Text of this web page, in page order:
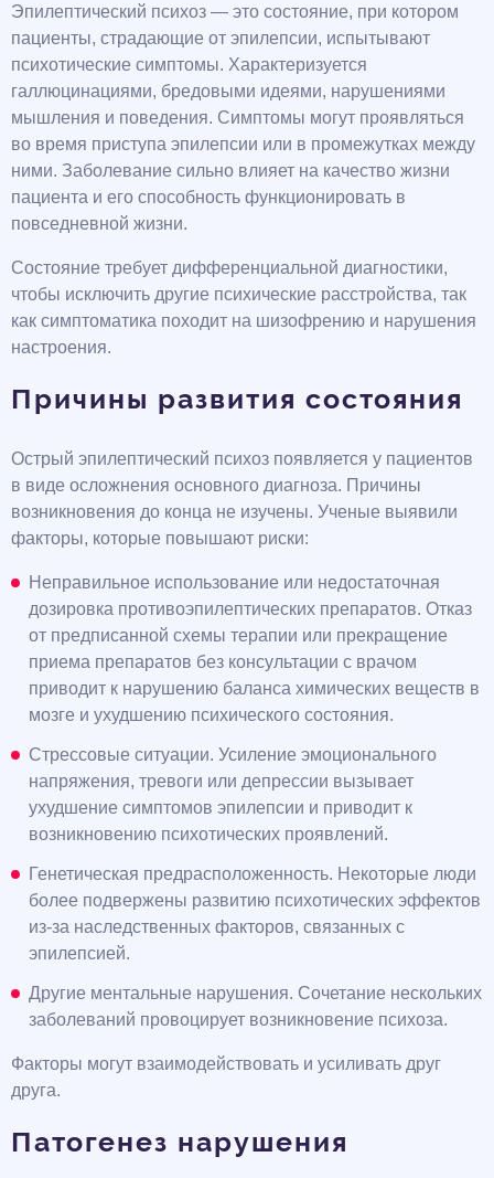
Эпилептический психоз — это состояние, при котором
пациенты, страдающие от эпилепсии, испытывают
психотические симптомы. Характеризуется
галлюцинациями, бредовыми идеями, нарушениями
мышления и поведения. Симптомы могут проявляться
во время приступа эпилепсии или в промежутках между
ними. Заболевание сильно влияет на качество жизни
пациента и его способность функционировать в
повседневной жизни.
Состояние требует дифференциальной диагностики,
чтобы исключить другие психические расстройства, так
как симптоматика походит на шизофрению и нарушения
настроения.
Причины развития состояния
Острый эпилептический психоз появляется у пациентов
в виде осложнения основного диагноза. Причины
возникновения до конца не изучены. Ученые выявили
факторы, которые повышают риски:
Неправильное использование или недостаточная
дозировка противоэпилептических препаратов. Отказ
от предписанной схемы терапии или прекращение
приема препаратов без консультации с врачом
приводит к нарушению баланса химических веществ в
мозге и ухудшению психического состояния.
Стрессовые ситуации. Усиление эмоционального
напряжения, тревоги или депрессии вызывает
ухудшение симптомов эпилепсии и приводит к
возникновению психотических проявлений.
Генетическая предрасположенность. Некоторые люди
более подвержены развитию психотических эффектов
из-за наследственных факторов, связанных с
эпилепсией.
Другие ментальные нарушения. Сочетание нескольких
заболеваний провоцирует возникновение психоза.
Факторы могут взаимодействовать и усиливать друг
друга.
Патогенез нарушения